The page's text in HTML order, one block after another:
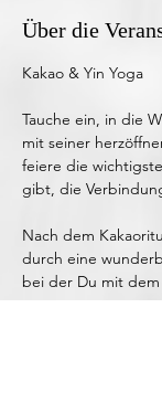
Über die
Kakao & Yin Yoga
Tauche ein, in die
mit seiner
feiere die
gibt, die
Nach dem
durch eine
bei der Du mit